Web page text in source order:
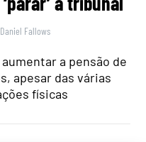
Daniel Fallows
a pensão de
apesar das várias
físicas